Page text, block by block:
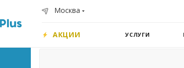
Москва
АКЦИИ УСЛУГИ